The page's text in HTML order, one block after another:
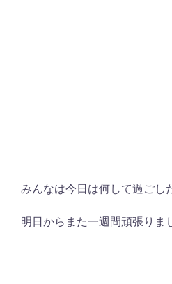
みんなは今日は何して過ごし
明日からまた一週間頑張りま